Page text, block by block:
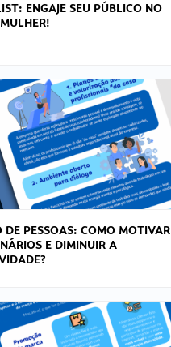
ENGAJE SEU PÚBLICO NO
DE PESSOAS: COMO MOTIVAR
E DIMINUIR A